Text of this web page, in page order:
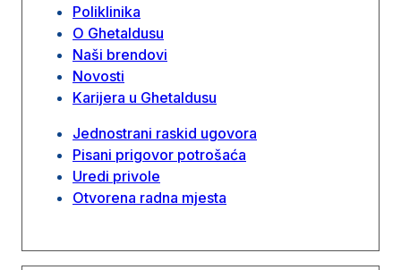
Poliklinika
O Ghetaldusu
Naši brendovi
Novosti
Karijera u Ghetaldusu
Jednostrani raskid ugovora
Pisani prigovor potrošaća
Uredi privole
Otvorena radna mjesta